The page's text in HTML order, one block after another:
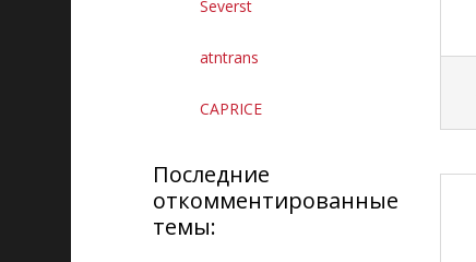
Severst
atntrans
CAPRICE
Последние
откомментированные
темы: